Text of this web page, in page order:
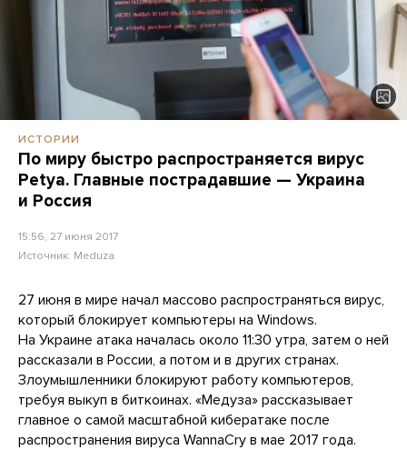
ИСТОРИИ
По миру быстро распространяется вирус
Petya. Главные пострадавшие — Украина
и Россия
15:56, 27 июня 2017
Источник: Meduza
27 июня в мире начал массово распространяться вирус,
который блокирует компьютеры на Windows.
На Украине атака началась около 11:30 утра, затем о ней
рассказали в России, а потом и в других странах.
Злоумышленники блокируют работу компьютеров,
требуя выкуп в биткоинах. «Медуза» рассказывает
главное о самой масштабной кибератаке после
распространения вируса WannaCry в мае 2017 года.